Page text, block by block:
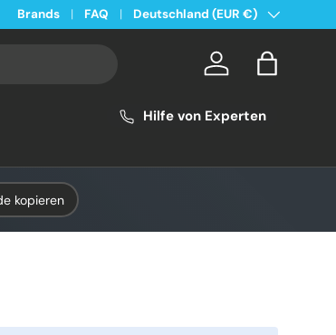
Brands FAQ Land/Region
Deutschland (EUR €)
Konto
Hilfe von Experten
kopieren